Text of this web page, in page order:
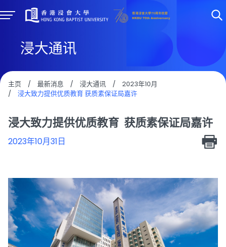
浸大通讯
主页 / 最新消息 / 浸大通讯 /
2023年10月
/
浸大致力提供优质教育 获质素保证局嘉许
浸大致力提供优质教育 获质素保证局嘉许
2023年10月31日